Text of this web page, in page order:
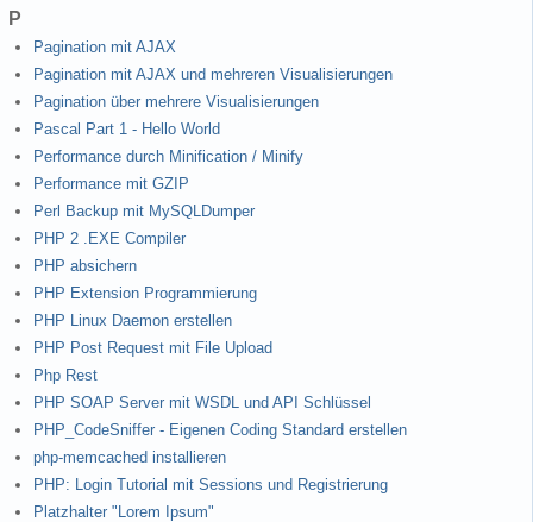
P
Pagination mit AJAX
Pagination mit AJAX und mehreren Visualisierungen
Pagination über mehrere Visualisierungen
Pascal Part 1 - Hello World
Performance durch Minification / Minify
Performance mit GZIP
Perl Backup mit MySQLDumper
PHP 2 .EXE Compiler
PHP absichern
PHP Extension Programmierung
PHP Linux Daemon erstellen
PHP Post Request mit File Upload
Php Rest
PHP SOAP Server mit WSDL und API Schlüssel
PHP_CodeSniffer - Eigenen Coding Standard erstellen
php-memcached installieren
PHP: Login Tutorial mit Sessions und Registrierung
Platzhalter "Lorem Ipsum"